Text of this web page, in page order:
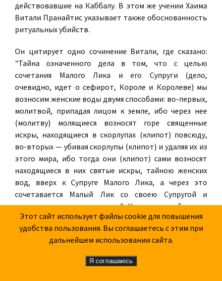
действовавшие на Каббалу. В этом же учении Хаима
Витали Пранайтис указывает также обоснованность
ритуальных убийств.
Он цитирует одно сочинение Витали, где сказано:
"Тайна означенного дела в том, что с целью
сочетания Малого Лика и его Супруги (дело,
очевидно, идет о сефирот, Короле и Королеве) мы
возносим женские воды двумя способами: во-первых,
молитвой, припадая лицом к земле, ибо через нее
(молитву) молящиеся возносят горе священные
искры, находящиеся в скорлупах (клипот) повсюду,
во-вторых — убивая скорлупы (клипот) и удаляя их из
этого мира, ибо тогда они (клипот) сами возносят
находящиеся в них святые искры, тайною женских
вод, вверх к Супруге Малого Лика, а через это
сочетавается Малый Лик со своею Супругой и
приводит в порядок искры". Каков точный смысл
этих слов, разобрать нелегко. Сам Пранайтис, в связи
с другими приводимыми им цитатами, выводит
заключение, что "убийству не еврея, а следовательно
и христианина, придается значение жертвенного
акта" ("Заключение о тайне крови у евреев, данное
Этот сайт использует файлы cookie для повышения
удобства пользования. Вы соглашаетесь с этим при
дальнейшем использовании сайта.
Я соглашаюсь